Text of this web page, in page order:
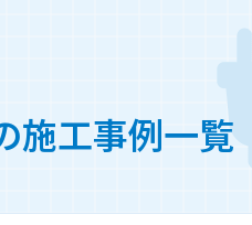
施工事例一覧